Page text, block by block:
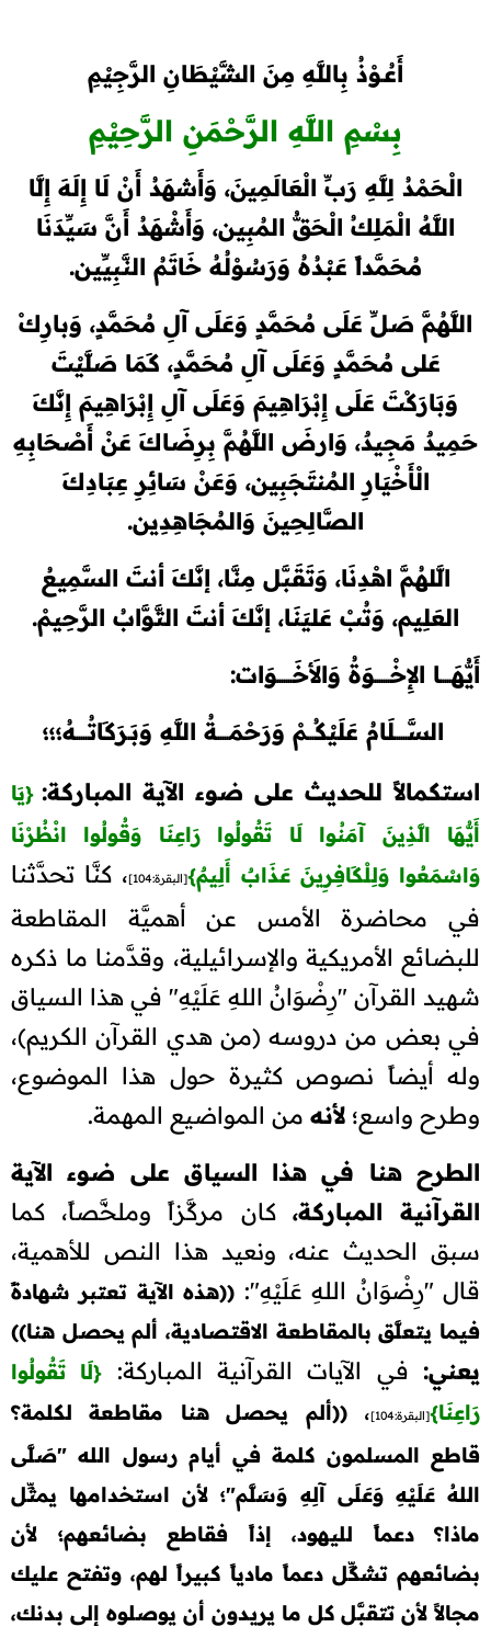
أَعُـوْذُ بِاللَّهِ مِنَ الشَّيْطَانِ الرَّجِيْمِ
بِسْمِ اللَّهِ الرَّحْمَنِ الرَّحِيْمِ
الْحَمْدُ لِلَّهِ رَبِّ الْعَالَمِينَ، وَأَشهَدُ أَنْ لَا إِلَهَ إِلَّا
اللَّهُ الْمَلِكُ الْحَقُّ المُبِين، وَأَشْهَدُ أَنَّ سَيِّدَنَا
مُحَمَّداً عَبْدُهُ وَرَسُوْلُهُ خَاتَمُ النَّبِيِّين.
اللَّهُمَّ صَلِّ عَلَى مُحَمَّدٍ وَعَلَى آلِ مُحَمَّدٍ، وَبارِكْ
عَلى مُحَمَّدٍ وَعَلَى آلِ مُحَمَّدٍ، كَمَا صَلَّيْتَ
وَبَارَكْتَ عَلَى إِبْرَاهِيمَ وَعَلَى آلِ إِبْرَاهِيمَ إِنَّكَ
حَمِيدٌ مَجِيدٌ، وَارضَ اللَّهُمَّ بِرِضَاكَ عَنْ أَصْحَابِهِ
الْأَخْيَارِ المُنتَجَبِين، وَعَنْ سَائِرِ عِبَادِكَ
الصَّالِحِينَ وَالمُجَاهِدِين.
الَّلهُمَّ اهْدِنَا، وَتَقَبَّل مِنَّا، إنَّكَ أنتَ السَّمِيعُ
العَلِيم، وَتُبْ عَليَنَا، إنَّكَ أنتَ التَّوَّابُ الرَّحِيمْ.
أَيُّهَـــــا الإِخْـــــــوَةُ وَالأَخَـــــــوَات:
السَّــــــلَامُ عَلَيْكُـــمْ وَرَحْمَـــــةُ اللَّهِ وَبَـرَكَاتُـــــهُ؛؛؛
استكمالاً للحديث على ضوء الآية المباركة: {يَا
أَيُّهَا الَّذِينَ آمَنُوا لَا تَقُولُوا رَاعِنَا وَقُولُوا انْظُرْنَا
وَاسْمَعُوا وَلِلْكَافِرِينَ عَذَابٌ أَلِيمٌ}[البقرة:104]
، كنَّا تحدَّثنا
في محاضرة الأمس عن أهميَّة المقاطعة
للبضائع الأمريكية والإسرائيلية، وقدَّمنا ما ذكره
شهيد القرآن "رِضْوَانُ اللهِ عَلَيْهِ" في هذا السياق
في بعض من دروسه (من هدي القرآن الكريم)،
وله أيضاً نصوص كثيرة حول هذا الموضوع،
وطرح واسع؛ لأنهمن المواضيع المهمة.
الطرح هنا في هذا السياق على ضوء الآية
القرآنية المباركة،كان مركَّزاً وملخَّصاً، كما
سبق الحديث عنه، ونعيد هذا النص للأهمية،
قال "رِضْوَانُ اللهِ عَلَيْهِ": ((هذه الآية تعتبر شهادةً
فيما يتعلَّق بالمقاطعة الاقتصادية، ألم يحصل هنا))
يعني:في الآيات القرآنية المباركة: {لَا تَقُولُوا
رَاعِنَا}[البقرة:104] ،
((ألم يحصل هنا مقاطعة لكلمة؟
قاطع المسلمون كلمة في أيام رسول الله "صَلَّى
اللهُ عَلَيْهِ وَعَلَى آلِهِ وَسَلَّم"؛ لأن استخدامها يمثِّل
ماذا؟ دعماً لليهود، إذاً فقاطع بضائعهم؛ لأن
بضائعهم تشكِّل دعماً مادياً كبيراً لهم، وتفتح عليك
مجالاً لأن تتقبَّل كل ما يريدون أن يوصلوه إلى بدنك،